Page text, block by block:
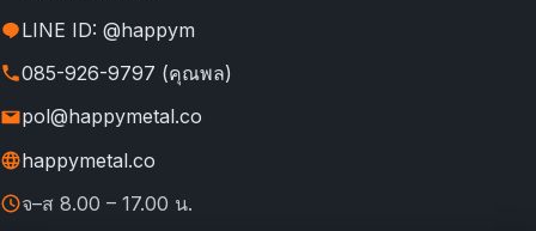
LINE ID: @happym
085-926-9797 (คุณพล)
pol@happymetal.co
happymetal.co
จ–ส 8.00 – 17.00 น.